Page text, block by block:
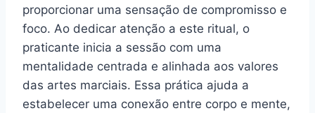
proporcionar uma sensação de compromisso e
foco. Ao dedicar atenção a este ritual, o
praticante inicia a sessão com uma
mentalidade centrada e alinhada aos valores
das artes marciais. Essa prática ajuda a
estabelecer uma conexão entre corpo e mente,